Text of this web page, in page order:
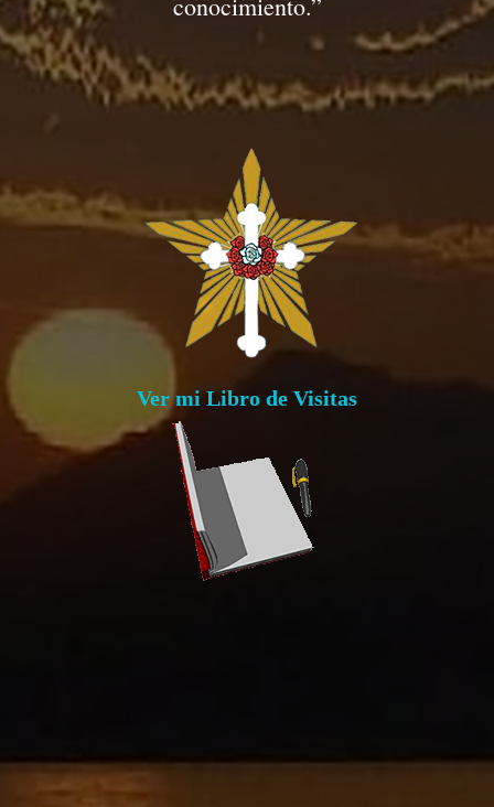
Ver mi Libro de Visitas